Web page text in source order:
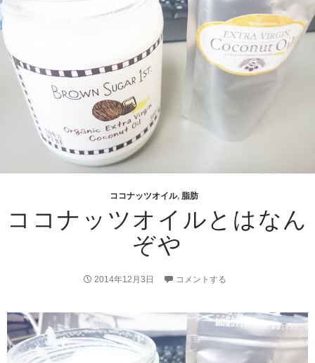
ココナッツオイル, 脂肪
ココナッツオイルとはなん
ぞや
2014年12月3日 コメントする